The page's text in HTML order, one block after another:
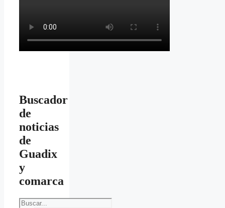
Buscador
de
noticias
de
Guadix
y
comarca
Buscar: